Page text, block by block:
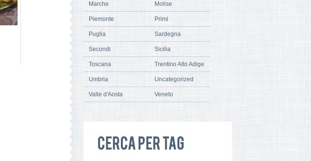
Marche Molise
Piemonte Primi
Puglia Sardegna
Secondi Sicilia
Toscana Trentino Alto Adige
Umbria Uncategorized
Valle d'Aosta Veneto